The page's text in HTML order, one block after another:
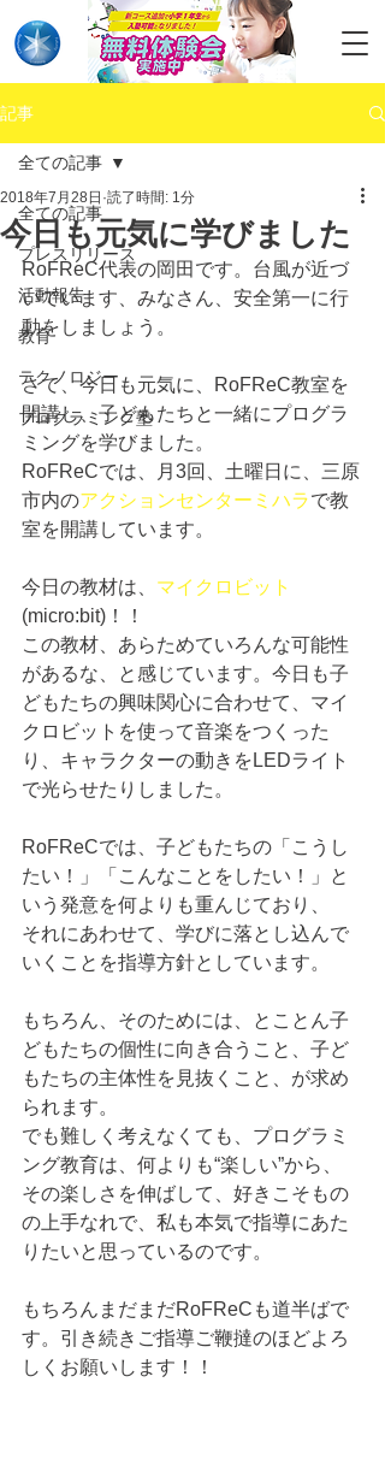
記事
全ての記事
プレスリリース
活動報告
教育
テクノロジー
プログラミング塾
全ての記事
今日も元気に学びました
2018年7月28日 読了時間: 1分
RoFReC代表の岡田です。台風が近づ
いています、みなさん、安全第一に行
動をしましょう。
さて、今日も元気に、RoFReC教室を
開講し、子どもたちと一緒にプログラ
ミングを学びました。
RoFReCでは、月3回、土曜日に、三原
市内のアクションセンターミハラで教
室を開講しています。
今日の教材は、 マイクロビット
(micro:bit)！！
この教材、あらためていろんな可能性
があるな、と感じています。今日も子
どもたちの興味関心に合わせて、マイ
クロビットを使って音楽をつくった
り、キャラクターの動きをLEDライト
で光らせたりしました。
RoFReCでは、子どもたちの「こうし
たい！」「こんなことをしたい！」と
いう発意を何よりも重んじており、
それにあわせて、学びに落とし込んで
いくことを指導方針としています。
もちろん、そのためには、とことん子
どもたちの個性に向き合うこと、子ど
もたちの主体性を見抜くこと、が求め
られます。
でも難しく考えなくても、プログラミ
ング教育は、何よりも“楽しい”から、
その楽しさを伸ばして、好きこそもの
の上手なれで、私も本気で指導にあた
りたいと思っているのです。
もちろんまだまだRoFReCも道半ばで
す。引き続きご指導ご鞭撻のほどよろ
しくお願いします！！